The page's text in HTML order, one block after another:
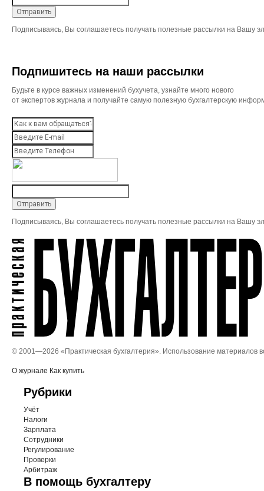
Подписываясь, Вы соглашаетесь получать полезные рассылки на Вашу
Подпишитесь на наши рассылки
Будьте в курсе важных изменений бухучета, узнайте много нового
от экспертов журнала и получайте самую полезную бухгалтерскую
Подписываясь, Вы соглашаетесь получать полезные рассылки на Вашу
© 2001—2026 «Практическая бухгалтерия». Использование
О журнале Как купить
Рубрики
Учёт
Налоги
Зарплата
Сотрудники
Регулирование
Проверки
Арбитраж
В помощь бухгалтеру